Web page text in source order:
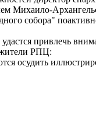
Михаило-
собора"
привлечь
РПЦ:
осудить